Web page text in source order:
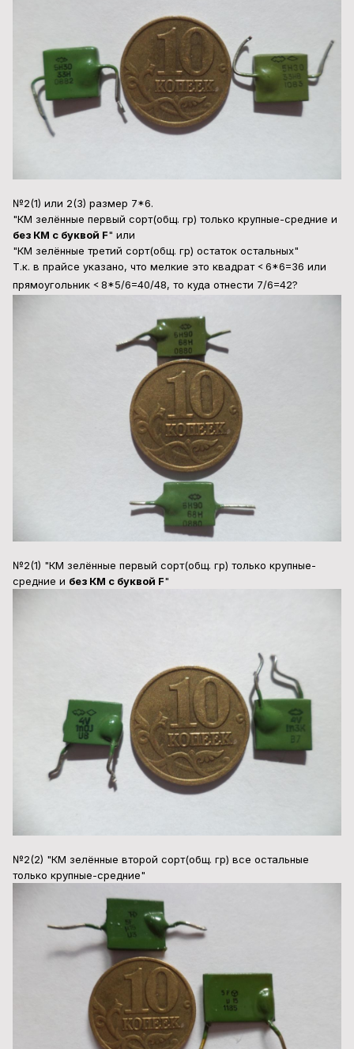
№2(1) или 2(3) размер 7*6.
"КМ зелённые первый сорт(общ. гр) только крупные-средние и
без КМ с буквой F" или
"КМ зелённые третий сорт(общ. гр) остаток остальных"
Т.к. в прайсе указано, что мелкие это квадрат < 6*6=36 или
прямоугольник < 8*5/6=40/48, то куда отнести 7/6=42?
№2(1) "КМ зелённые первый сорт(общ. гр) только крупные-
средние и без КМ с буквой F"
№2(2) "КМ зелённые второй сорт(общ. гр) все остальные
только крупные-средние"